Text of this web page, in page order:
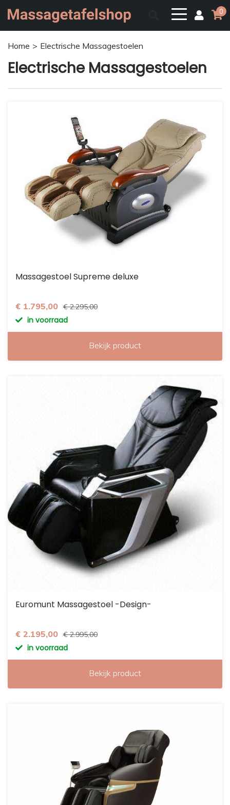
0
Home Electrische Massagestoelen
Electrische Massagestoelen
Massagestoel Supreme deluxe
€ 1.795,00 € 2.295,00
in voorraad
Bekijk product
Euromunt Massagestoel -Design-
€ 2.195,00 € 2.995,00
in voorraad
Bekijk product